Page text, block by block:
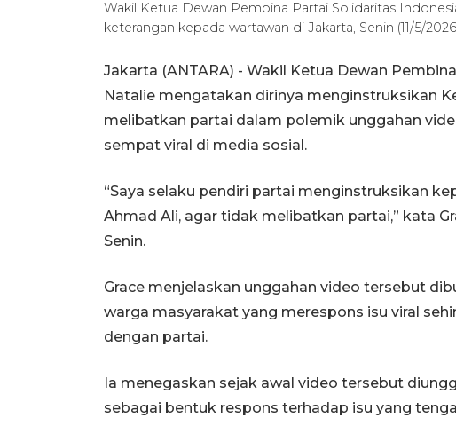
Wakil Ketua Dewan Pembina Partai Solidaritas
keterangan kepada wartawan di Jakarta, Senin (11/5/
Jakarta (ANTARA) - Wakil Ketua Dewan
Natalie mengatakan dirinya menginstruksikan
melibatkan partai dalam polemik unggahan
sempat viral di media sosial.
“Saya selaku pendiri partai menginstruksikan
Ahmad Ali, agar tidak melibatkan partai,” kata
Senin.
Grace menjelaskan unggahan video tersebut
warga masyarakat yang merespons isu viral
dengan partai.
Ia menegaskan sejak awal video tersebut
sebagai bentuk respons terhadap isu yang